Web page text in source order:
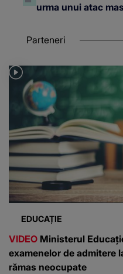
urma unui atac
Parteneri
EDUCAȚIE
VIDEO Ministerul
examenelor de admitere
rămas neocupate